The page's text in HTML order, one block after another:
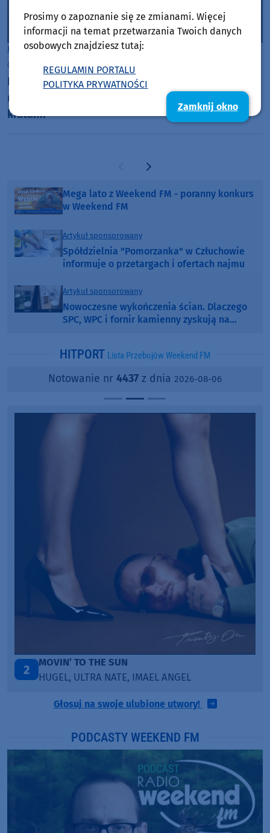
Powiat Człuchowski
czwartek, 30 lipca 2026, 13:14
Był poszukiwany do odbycia kary więzienia, wpadł
na człuchowskim rynku. 35-latek jest już za
kratami
Poprzednia strona
Następna strona
Mega lato z Weekend FM - poranny konkurs
w Weekend FM
Artykuł sponsorowany
Spółdzielnia "Pomorzanka" w Człuchowie
informuje o przetargach i ofertach najmu
Artykuł sponsorowany
Nowoczesne wykończenia ścian. Dlaczego
SPC, WPC i fornir kamienny zyskują na
HITPORT Lista Przebojów Weekend FM
Notowanie nr 4437 z dnia 2026-08-06
3
ITEPE ITEDE
SANAH
Głosuj na swoje ulubione utwory!
PODCASTY WEEKEND FM
Prosimy o zapoznanie się ze zmianami. Więcej
informacji na temat przetwarzania Twoich danych
osobowych znajdziesz tutaj:
REGULAMIN PORTALU
POLITYKA PRYWATNOŚCI
Zamknij okno